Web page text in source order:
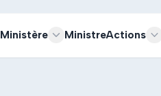
Ministère MinistreActions